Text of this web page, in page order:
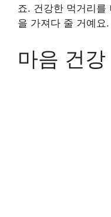
죠. 건강한 먹거리를
을 가져다 줄 거예요.
마음 건강